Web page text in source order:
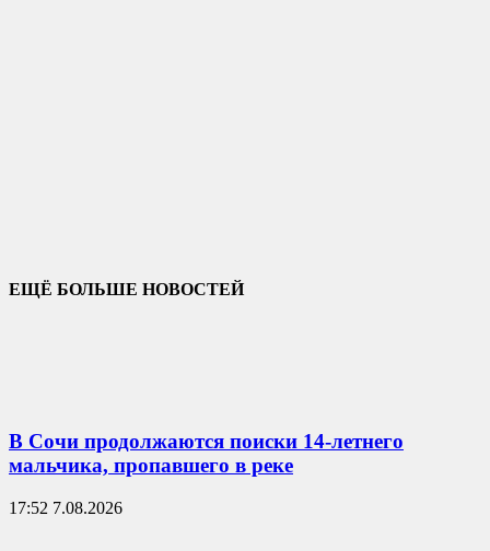
ЕЩЁ БОЛЬШЕ НОВОСТЕЙ
В Сочи продолжаются поиски 14-летнего
мальчика, пропавшего в реке
17:52 7.08.2026